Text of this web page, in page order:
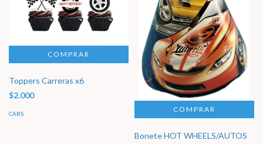
Toppers Carreras x6
$2.000
CARS
Bonete HOT WHEELS/AUTOS